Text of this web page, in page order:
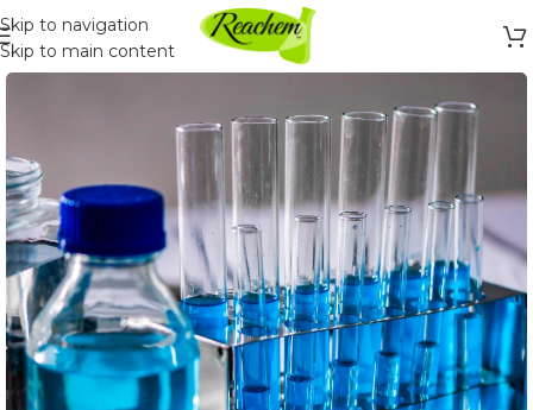
Skip to navigation
Skip to main content